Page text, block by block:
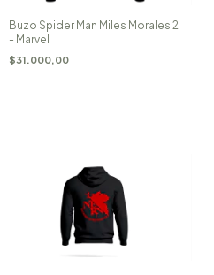
Buzo Spider Man Miles Morales 2
- Marvel
$31.000,00